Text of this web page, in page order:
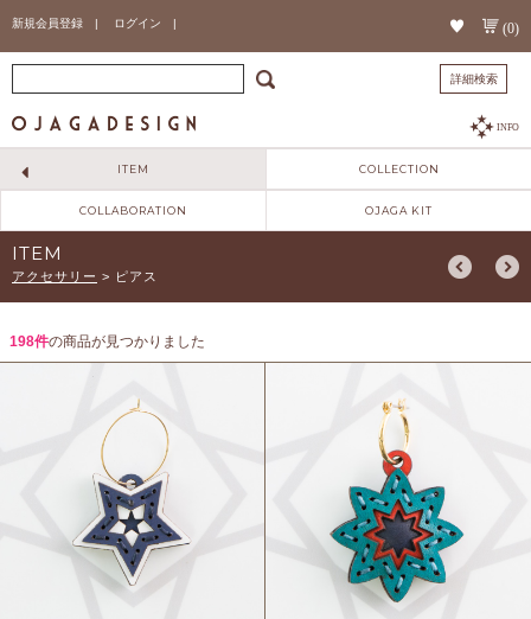
新規会員登録 | ログイン | (0)
詳細検索
INFO
ITEM COLLECTION
COLLABORATION OJAGA KIT
ITEM
アクセサリー > ピアス
198件の商品が見つかりました